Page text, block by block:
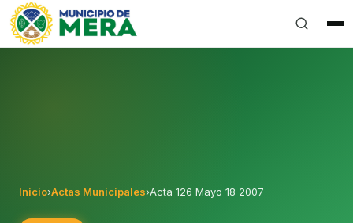
Gobierno Autónomo Descentralizado Municipal del
Inicio›Actas Municipales›Acta 126 Mayo 18 2007